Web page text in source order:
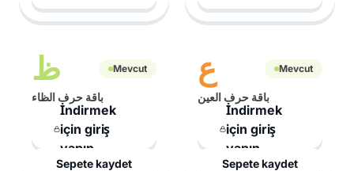
ظ Mevcut
باقة حرف الظاء
İndirmek
için giriş
yapın
Sepete kaydet
ع Mevcut
باقة حرف العين
İndirmek
için giriş
yapın
Sepete kaydet